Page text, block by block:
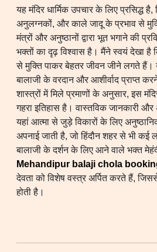
यह मंदिर धार्मिक उपचार के लिए प्रसिद्ध
अनुलग्नकों, और काले जादू के प्रभाव से
मंत्रों और अनुष्ठानों द्वारा भूत भगाने की
भक्तों का दृढ़ विश्वास है। मैंने स्वयं देखा
से मुक्ति पाकर बेहतर जीवन जीने लगते हैं।
बालाजी के वरदान और आशीर्वाद प्राप्त
शास्त्रों में मिले प्रमाणों के अनुसार, इस
गहरा इतिहास है। वास्तविक जानकारी
यहां आत्मा से जुड़े विकारों के लिए
अपनाई जाती है, जो हिंदौन शहर से भी कई
बालाजी के दर्शन के लिए आने वाले भक्त
Mehandipur balaji chola
देवता को विशेष वस्त्र अर्पित करते हैं,
होती है।